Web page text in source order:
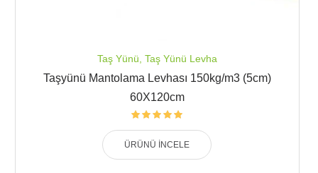
Taş Yünü Taş Yünü Levha
Taşyünü Mantolama Levhası 150kg/m3 (5cm)
60X120cm
ÜRÜNÜ İNCELE